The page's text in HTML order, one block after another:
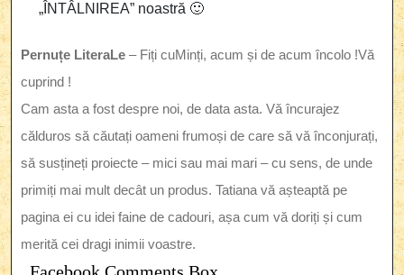
„ÎNTÂLNIREA” noastră 🙂
Pernuțe LiteraLe – Fiți cuMinți, acum și de acum încolo !Vă
cuprind !
Cam asta a fost despre noi, de data asta. Vă încurajez
călduros să căutați oameni frumoși de care să vă înconjurați,
să susțineți proiecte – mici sau mai mari – cu sens, de unde
primiți mai mult decât un produs. Tatiana vă așteaptă pe
pagina ei cu idei faine de cadouri, așa cum vă doriți și cum
merită cei dragi inimii voastre.